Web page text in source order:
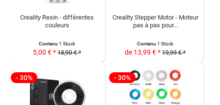
Creality Resin - différentes
couleurs
Contenu 1 Stück
5,00 € * 18,90 € *
Creality Stepper Motor - Moteur
pas à pas pour...
Contenu 1 Stück
de 13,99 € * 19,99 € *
- 30% - 30%